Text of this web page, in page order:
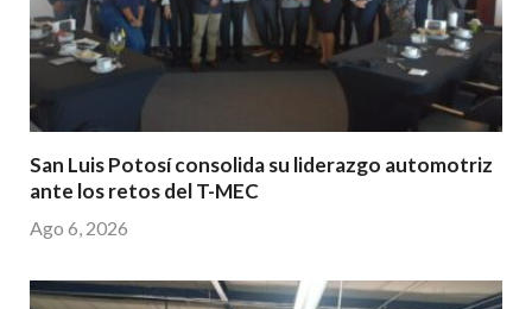
San Luis Potosí consolida su liderazgo automotriz
ante los retos del T-MEC
Ago 6, 2026